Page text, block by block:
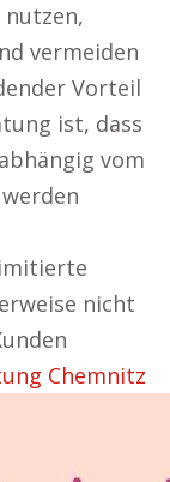
nutzen,
vermeiden
Vorteil
ist, dass
vom
nicht
Chemnitz